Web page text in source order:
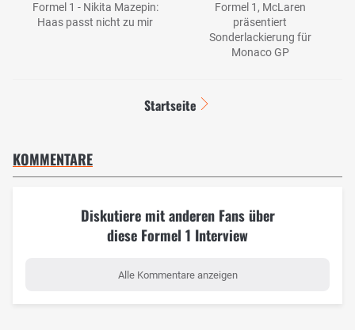
Formel 1 - Nikita Mazepin:
Haas passt nicht zu mir
Formel 1, McLaren
präsentiert
Sonderlackierung für
Monaco GP
Startseite
KOMMENTARE
Diskutiere mit anderen Fans über
diese Formel 1 Interview
Alle Kommentare anzeigen